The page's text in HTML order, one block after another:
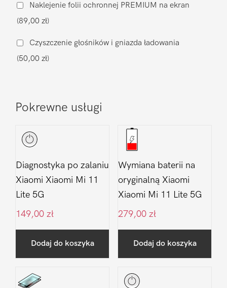
Xiaomi
Mi
11
Lite
Naklejenie folii ochronnej PREMIUM na ekran
(89,00 zł)
Czyszczenie głośników i gniazda ładowania
(50,00 zł)
Pokrewne usługi
Diagnostyka po zalaniu
Xiaomi Xiaomi Mi 11
Lite 5G
149,00 zł
Dodaj do koszyka
Wymiana baterii na
oryginalną Xiaomi
Xiaomi Mi 11 Lite 5G
279,00 zł
Dodaj do koszyka